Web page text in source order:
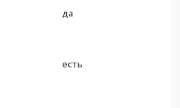
да
есть